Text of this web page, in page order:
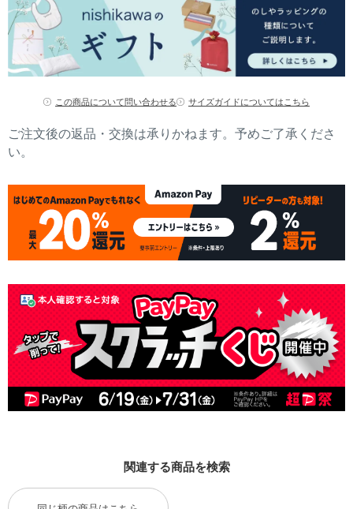
この商品について問い合わせる サイズガイドについてはこちら
ご注文後の返品・交換は承りかねます。予めご了承くださ
い。
関連する商品を検索